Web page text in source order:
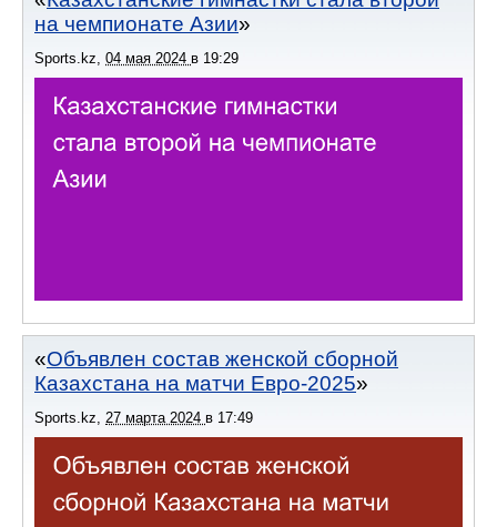
на чемпионате Азии
Sports.kz 04 мая 2024 в 19:29
Объявлен состав женской сборной
Казахстана на матчи Евро-2025
Sports.kz, 27 марта 2024 в 17:49